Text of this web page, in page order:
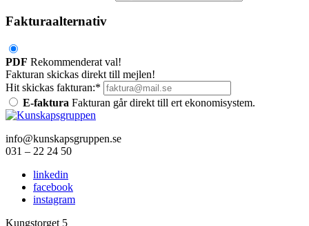
Fakturaalternativ
PDF Rekommenderat val!
Fakturan skickas direkt till mejlen!
Hit skickas fakturan:*
E-faktura Fakturan går direkt till ert ekonomisystem.
info@kunskapsgruppen.se
031 – 22 24 50
linkedin
facebook
instagram
Kungstorget 5